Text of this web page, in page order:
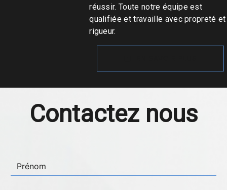
réussir. Toute notre équipe est
qualifiée et travaille avec propreté et
rigueur.
Contactez nous